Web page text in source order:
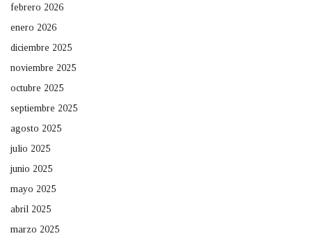
febrero 2026
enero 2026
diciembre 2025
noviembre 2025
octubre 2025
septiembre 2025
agosto 2025
julio 2025
junio 2025
mayo 2025
abril 2025
marzo 2025